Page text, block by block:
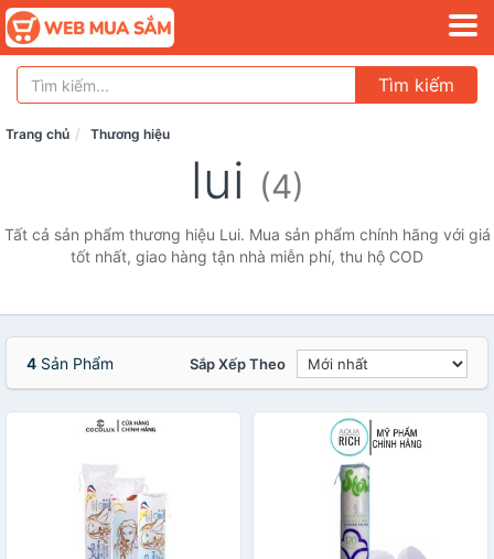
Tìm kiếm
Trang chủ Thương hiệu
lui (4)
Tất cả sản phẩm thương hiệu Lui. Mua sản phẩm chính hãng với giá
tốt nhất, giao hàng tận nhà miễn phí, thu hộ COD
4 Sản Phẩm Sắp Xếp Theo